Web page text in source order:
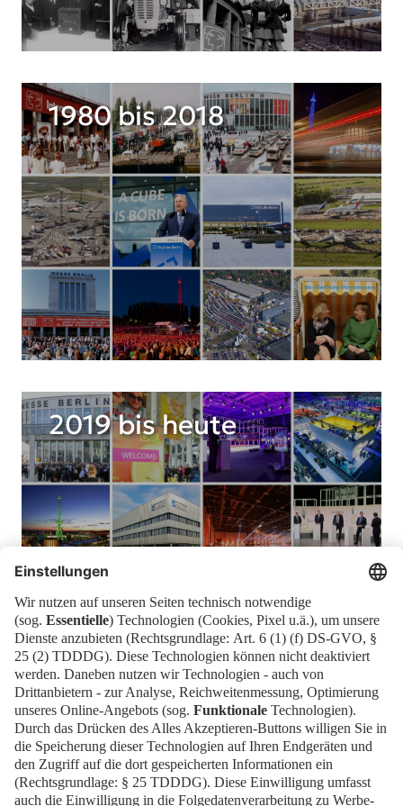
1980 bis 2018
2019 bis heute
Weitere Informationen zur Geschichte und
Entwicklung der Messe Berlin finden Sie bei der
Senatsverwaltung für Stadtentwicklung.